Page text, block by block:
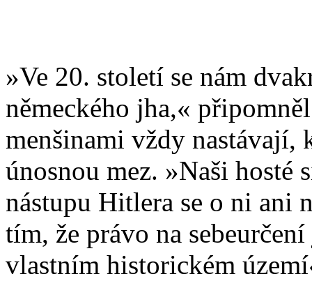
»Ve 20. století se nám
německého jha,«
menšinami vždy nastávají,
únosnou mez. »Naši hosté
nástupu Hitlera se o ni ani
tím, že právo na
vlastním historickém